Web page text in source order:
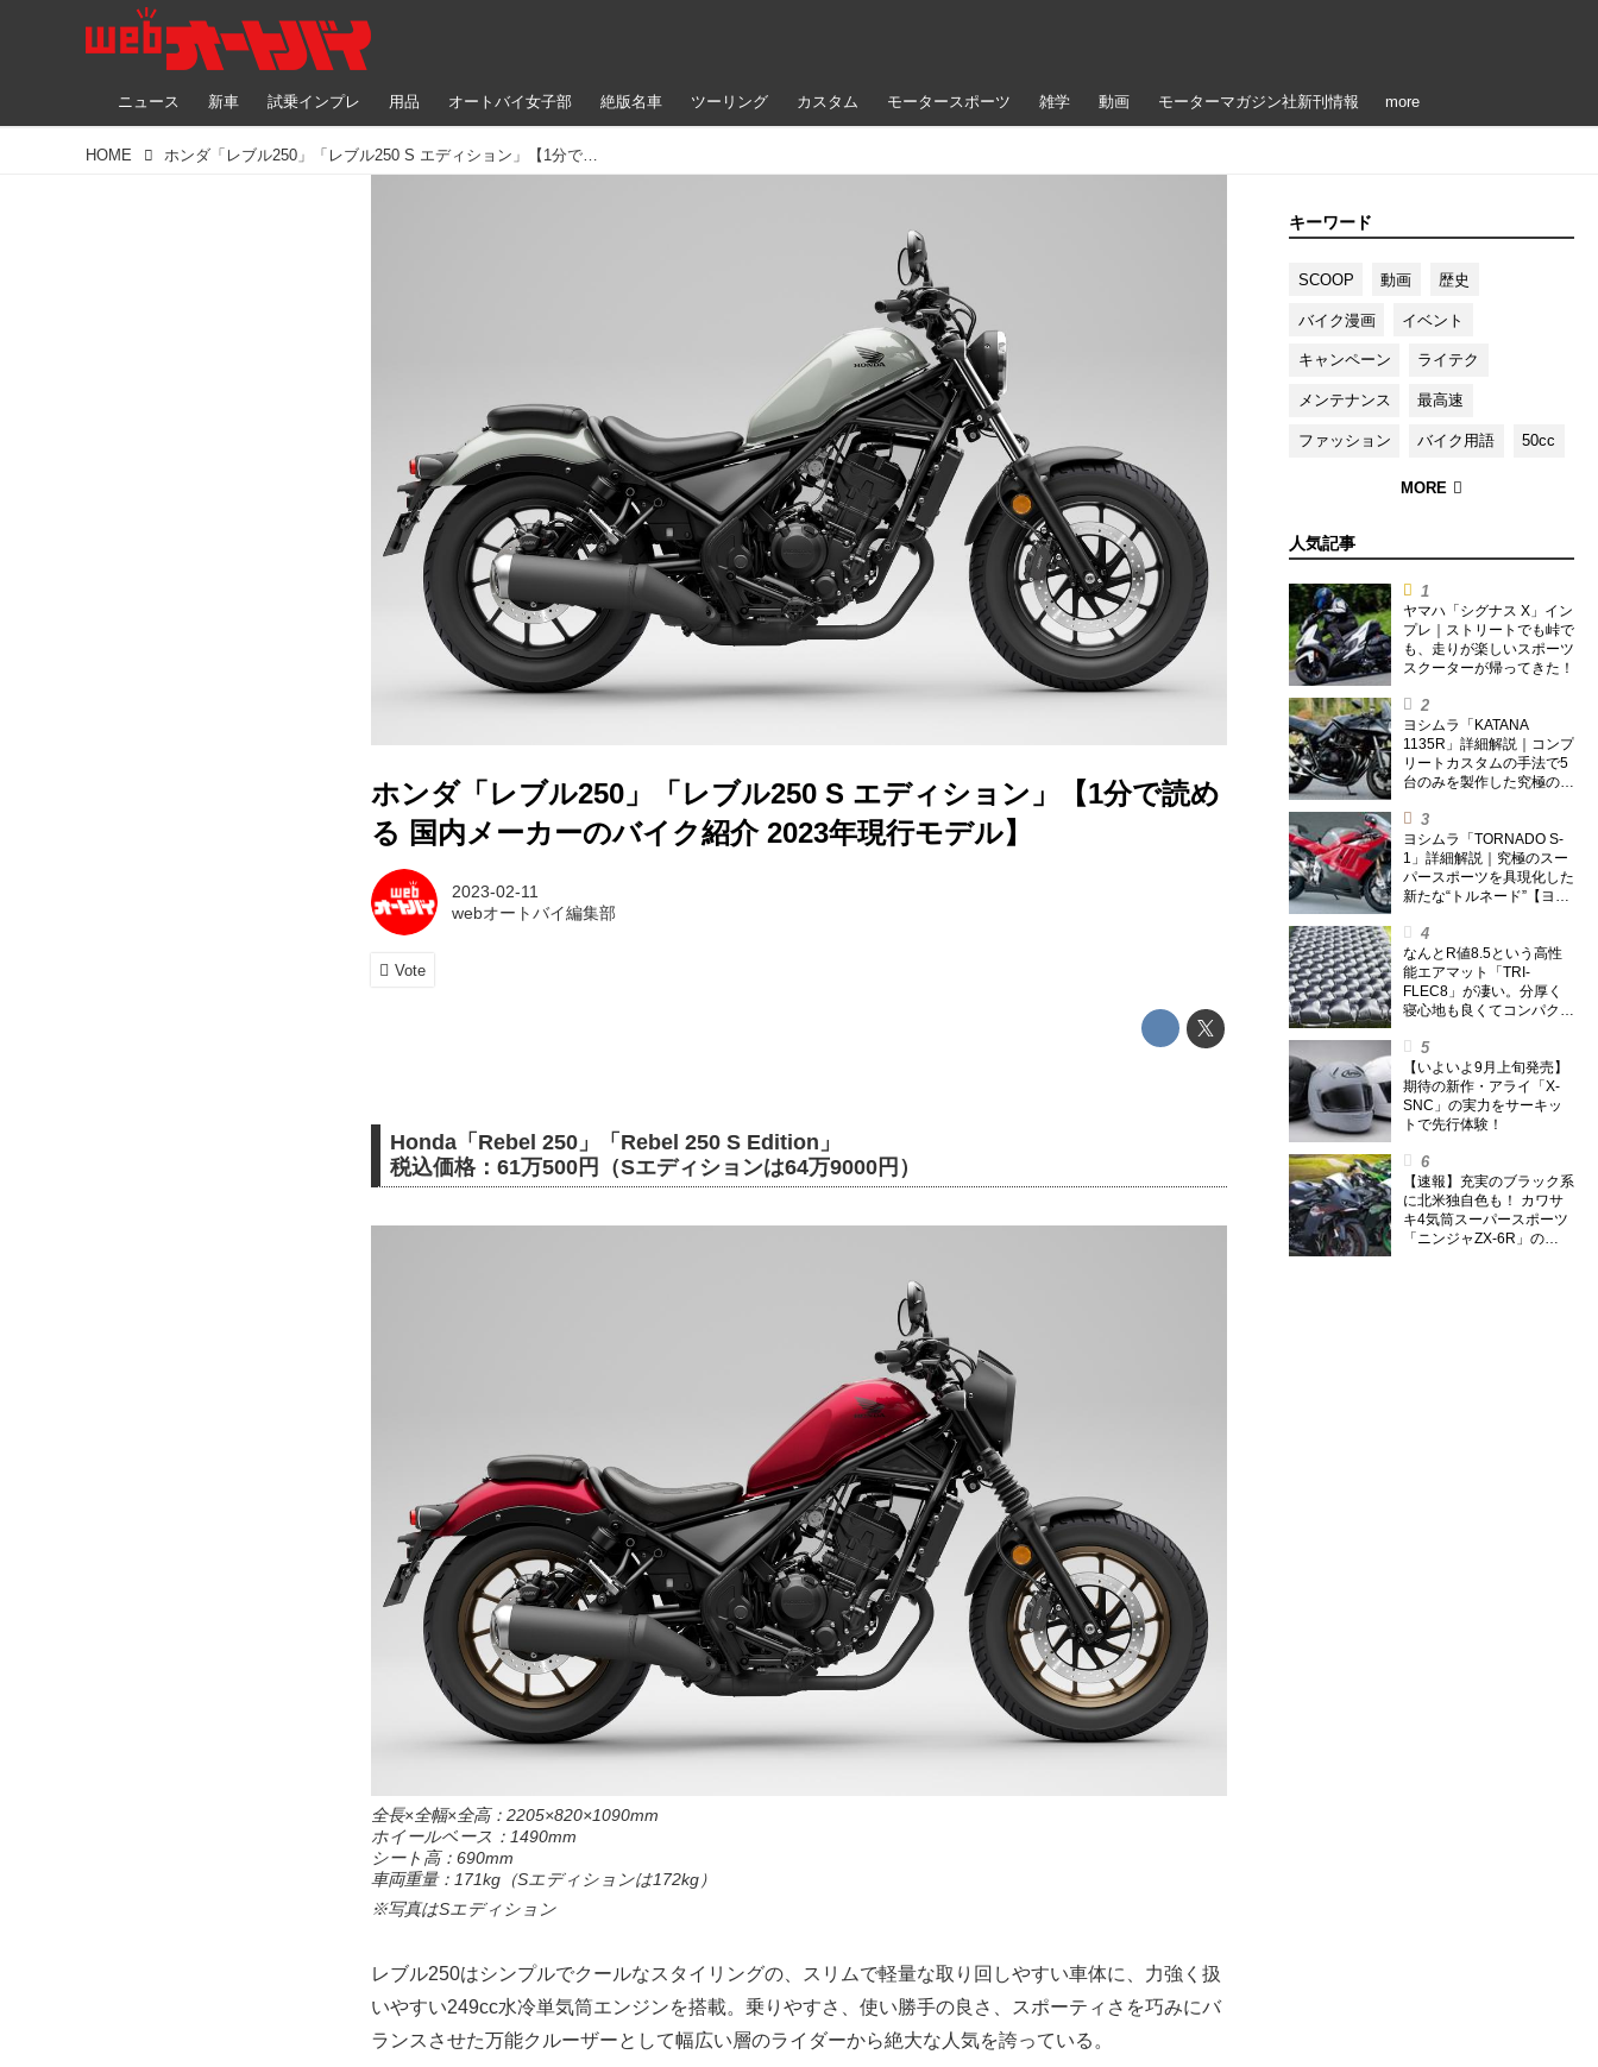
ニュース 新車 試乗インプレ 用品 オートバイ女子部 絶版名車 ツーリング カスタム モータースポーツ 雑学 動画 モーターマガジン社新刊情報 more
HOME ホンダ「レブル250」「レブル250 S エディション」【1分で読める 国内メーカーのバイク紹介 2023年現行モデル】
ホンダ「レブル250」「レブル250 S エディション」【1分で読め
る 国内メーカーのバイク紹介 2023年現行モデル】
2023-02-11
webオートバイ編集部
Vote
キーワード
SCOOP 動画 歴史
バイク漫画 イベント
キャンペーン ライテク
メンテナンス 最高速
ファッション バイク用語 50cc
人気記事
ヤマハ「シグナス X」イン
プレ｜ストリートでも峠で
も、走りが楽しいスポーツ
スクーターが帰ってきた！
ヨシムラ「KATANA
1135R」詳細解説｜コンプ
リートカスタムの手法で5
台のみを製作した究極の銘
ヨシムラ「TORNADO S-
1」詳細解説｜究極のスー
パースポーツを具現化した
新たな“トルネード”【ヨシ
なんとR値8.5という高性
能エアマット「TRI-
FLEC8」が凄い。分厚く
寝心地も良くてコンパクト
トを試してみた〈若林浩志
のスーパー・カブカブ・ダ
イアリーズ Vol.385〉
【いよいよ9月上旬発売】
期待の新作・アライ「X-
SNC」の実力をサーキッ
トで先行体験！
【速報】充実のブラック系
に北米独自色も！ カワサ
キ4気筒スーパースポーツ
「ニンジャZX-6R」の
Honda「Rebel 250」「Rebel 250 S Edition」
税込価格：61万500円（Sエディションは64万9000円）
全長×全幅×全高：2205×820×1090mm
ホイールベース：1490mm
シート高：690mm
車両重量：171kg（Sエディションは172kg）
※写真はSエディション
レブル250はシンプルでクールなスタイリングの、スリムで軽量な取り回しやすい車体に、力強く扱
いやすい249cc水冷単気筒エンジンを搭載。乗りやすさ、使い勝手の良さ、スポーティさを巧みにバ
ランスさせた万能クルーザーとして幅広い層のライダーから絶大な人気を誇っている。